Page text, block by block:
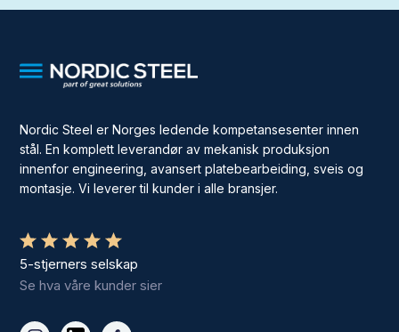
Nordic Steel er Norges ledende kompetansesenter innen
stål. En komplett leverandør av mekanisk produksjon
innenfor engineering, avansert platebearbeiding, sveis og
montasje. Vi leverer til kunder i alle bransjer.
5-stjerners selskap
Se hva våre kunder sier